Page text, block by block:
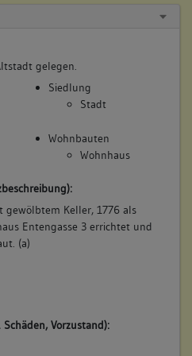
gelegen.
Siedlung
Stadt
Wohnbauten
Wohnhaus
gewölbtem Keller, 1776 als
Entengasse 3 errichtet und
(a)
Vorzustand):